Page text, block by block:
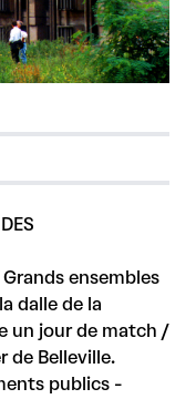
ensembles
dalle de la
un jour de match /
de Belleville.
publics -